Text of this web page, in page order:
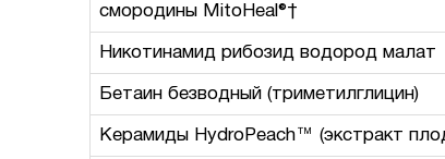
смородины MitoHeal®†
Никотинамид рибозид водород малат
Бетаин безводный (триметилглицин)
Керамиды HydroPeach™ (экстракт